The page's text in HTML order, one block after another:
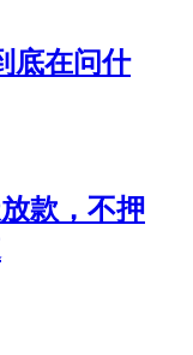
底在问什
款，不押